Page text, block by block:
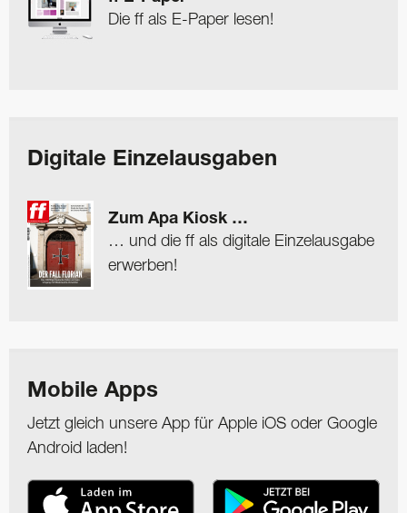
Die ff als E-Paper lesen!
Digitale Einzelausgaben
Zum Apa Kiosk …
… und die ff als digitale Einzelausgabe
erwerben!
Mobile Apps
Jetzt gleich unsere App für Apple iOS oder Google
Android laden!